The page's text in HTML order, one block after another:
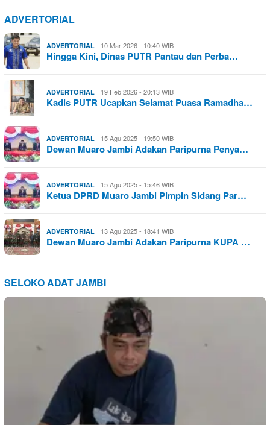
ADVERTORIAL
ADVERTORIAL 10 Mar 2026 - 10:40 WIB
Hingga Kini, Dinas PUTR Pantau dan Perba…
ADVERTORIAL 19 Feb 2026 - 20:13 WIB
Kadis PUTR Ucapkan Selamat Puasa Ramadha…
ADVERTORIAL 15 Agu 2025 - 19:50 WIB
Dewan Muaro Jambi Adakan Paripurna Penya…
ADVERTORIAL 15 Agu 2025 - 15:46 WIB
Ketua DPRD Muaro Jambi Pimpin Sidang Par…
ADVERTORIAL 13 Agu 2025 - 18:41 WIB
Dewan Muaro Jambi Adakan Paripurna KUPA …
SELOKO ADAT JAMBI